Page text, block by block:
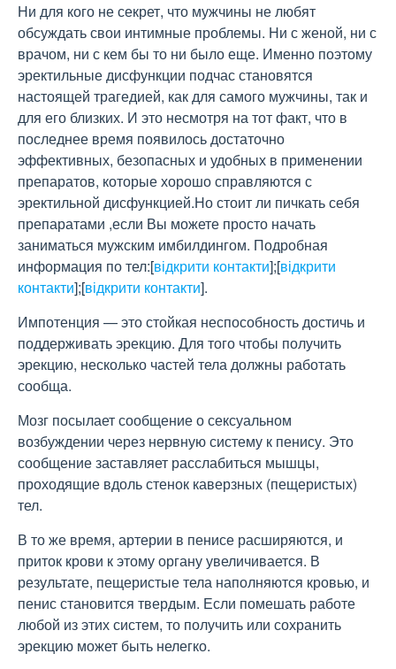
Ни для кого не секрет, что мужчины не любят
обсуждать свои интимные проблемы. Ни с женой, ни с
врачом, ни с кем бы то ни было еще. Именно поэтому
эректильные дисфункции подчас становятся
настоящей трагедией, как для самого мужчины, так и
для его близких. И это несмотря на тот факт, что в
последнее время появилось достаточно
эффективных, безопасных и удобных в применении
препаратов, которые хорошо справляются с
эректильной дисфункцией.Но стоит ли пичкать себя
препаратами ,если Вы можете просто начать
заниматься мужским имбилдингом. Подробная
информация по тел:[відкрити контакти];[відкрити
контакти];[відкрити контакти].
Импотенция — это стойкая неспособность достичь и
поддерживать эрекцию. Для того чтобы получить
эрекцию, несколько частей тела должны работать
сообща.
Мозг посылает сообщение о сексуальном
возбуждении через нервную систему к пенису. Это
сообщение заставляет расслабиться мышцы,
проходящие вдоль стенок каверзных (пещеристых)
тел.
В то же время, артерии в пенисе расширяются, и
приток крови к этому органу увеличивается. В
результате, пещеристые тела наполняются кровью, и
пенис становится твердым. Если помешать работе
любой из этих систем, то получить или сохранить
эрекцию может быть нелегко.